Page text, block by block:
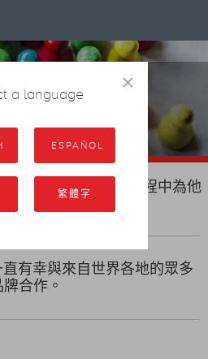
戶在其獨特的商業旅程中為他
直有幸與來自世界各地的眾多
牌合作。
a language
ESPAÑOL
繁體字
×